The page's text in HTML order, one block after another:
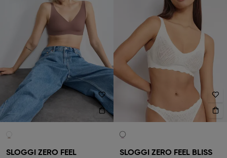
SLOGGI ZERO FEEL
SLOGGI ZERO FEEL BLISS